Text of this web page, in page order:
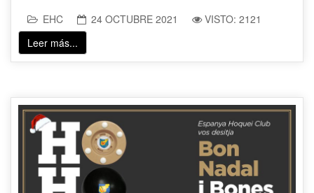
EHC 24 OCTUBRE 2021
VISTO: 2121
Leer más...